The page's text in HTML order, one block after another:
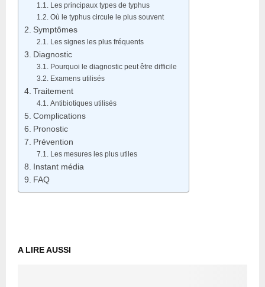
Les principaux types de typhus
Où le typhus circule le plus souvent
Symptômes
Les signes les plus fréquents
Diagnostic
Pourquoi le diagnostic peut être difficile
Examens utilisés
Traitement
Antibiotiques utilisés
Complications
Pronostic
Prévention
Les mesures les plus utiles
Instant média
FAQ
A LIRE AUSSI